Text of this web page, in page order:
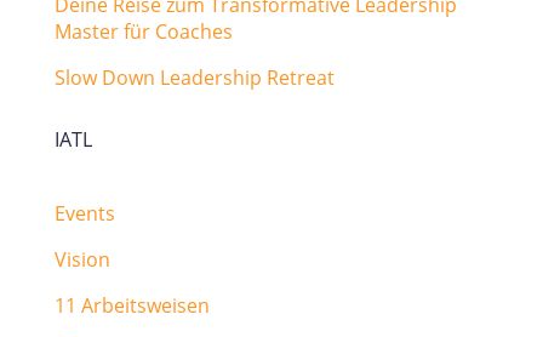
Master für Coaches
Slow Down Leadership Retreat
IATL
Events
Vision
11 Arbeitsweisen